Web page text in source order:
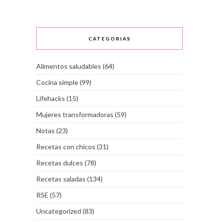
CATEGORIAS
Alimentos saludables (64)
Cocina simple(99)
Lifehacks (15)
Mujeres transformadoras (59)
Notas (23)
Recetas con chicos (31)
Recetas dulces (78)
Recetas saladas (134)
RSE (57)
Uncategorized (83)